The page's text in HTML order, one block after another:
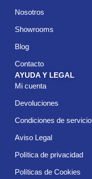
Nosotros
Showrooms
Blog
Contacto
AYUDA Y LEGAL
Mi cuenta
Devoluciones
Condiciones de servicio
Aviso Legal
Política de privacidad
Políticas de Cookies